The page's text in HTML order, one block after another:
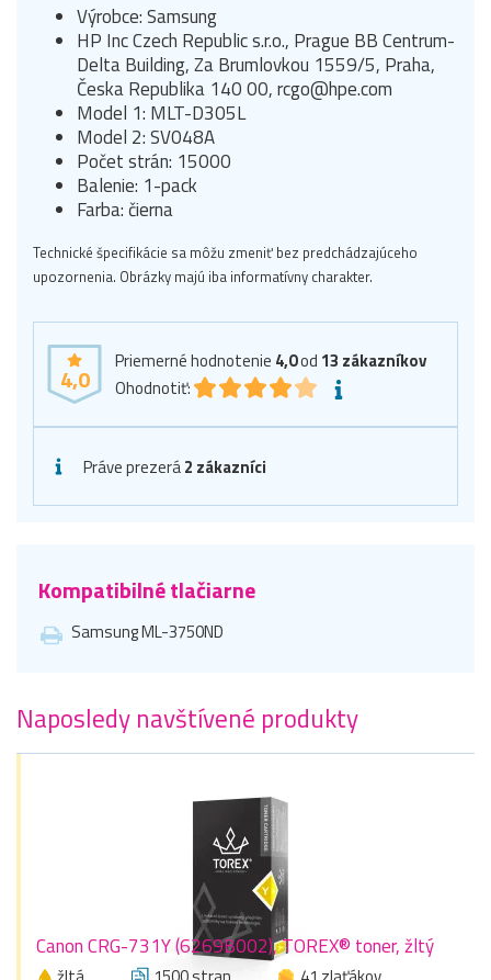
Výrobce: Samsung
HP Inc Czech Republic s.r.o., Prague BB Centrum-
Delta Building, Za Brumlovkou 1559/5, Praha,
Česka Republika 140 00, rcgo@hpe.com
Model 1: MLT-D305L
Model 2: SV048A
Počet strán: 15000
Balenie: 1-pack
Farba: čierna
Technické špecifikácie sa môžu zmeniť bez predchádzajúceho
upozornenia. Obrázky majú iba informatívny charakter.
4,0
Priemerné hodnotenie 4,0od 13 zákazníkov
Ohodnotiť:
Práve prezerá2 zákazníci
Kompatibilné tlačiarne
Samsung ML-3750ND
Naposledy navštívené produkty
Canon CRG-731Y (6269B002), TOREX® toner, žltý